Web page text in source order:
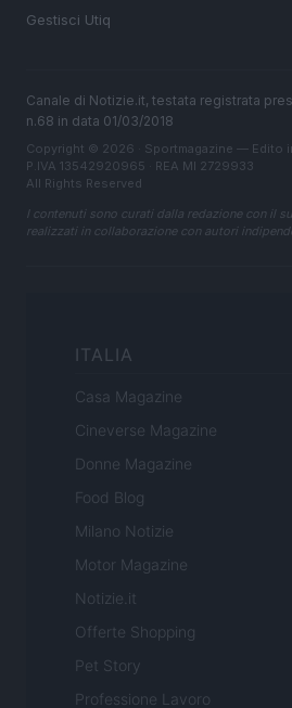
Gestisci Utiq
Canale di Notizie.it, testata registrata
n.68 in data 01/03/2018
Copyright © 2026 · Sportmagazine — Edito
P.IVA 13542920965 · REA MI 2729933
All Rights Reserved
I contenuti sono curati dalla redazione con il
realizzati in collaborazione con autori
ITALIA
Casa Magazine
Cineverse Magazine
Donne Magazine
Food Blog
Milano Notizie
Motor Magazine
Notizie.it
Offerte Shopping
Pet Story
Professione Lavoro